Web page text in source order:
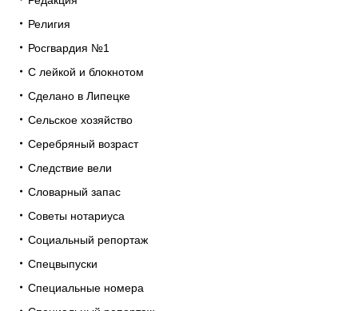
Религия
Росгвардия №1
С лейкой и блокнотом
Сделано в Липецке
Сельское хозяйство
Серебряный возраст
Следствие вели
Словарный запас
Советы нотариуса
Социальный репортаж
Спецвыпуски
Специальные номера